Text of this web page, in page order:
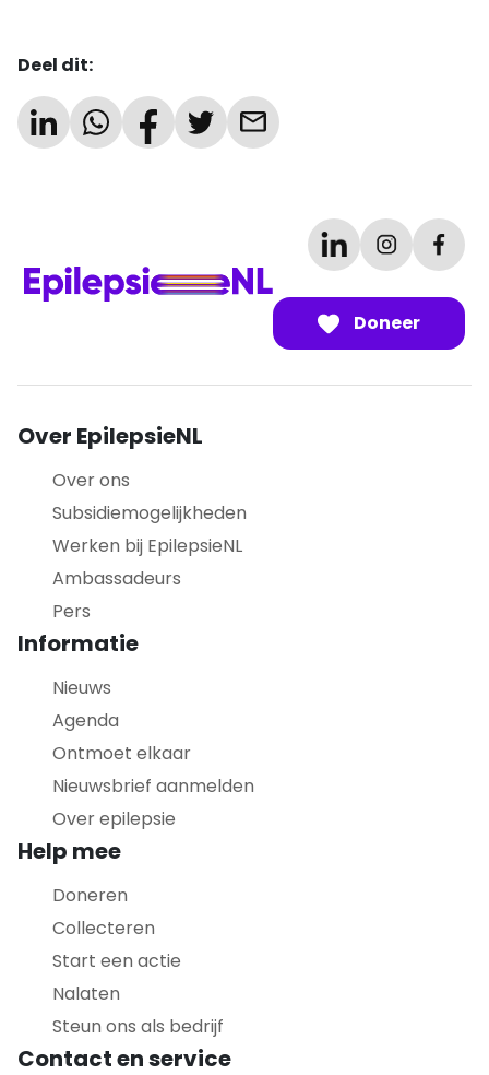
Deel dit:
Doneer
Over EpilepsieNL
Over ons
Subsidiemogelijkheden
Werken bij EpilepsieNL
Ambassadeurs
Pers
Informatie
Nieuws
Agenda
Ontmoet elkaar
Nieuwsbrief aanmelden
Over epilepsie
Help mee
Doneren
Collecteren
Start een actie
Nalaten
Steun ons als bedrijf
Contact en service